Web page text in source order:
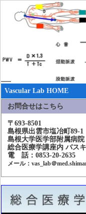
Vascular Lab HOME
お問合せはこちら
〒693-8501
島根県出雲市塩冶町89-1
島根大学医学部附属病院
総合医療学講座内 バス
電 話：0853-20-2635
メール：vas_lab＠